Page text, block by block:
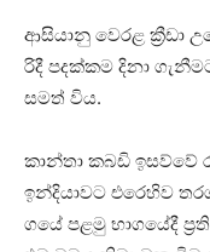
ආසි­යානු වෙරළ ක්‍රීඩා
රිදී පද­ක්කම දිනා
සමත් විය.
කාන්තා කබඩි ඉසව්වේ
ඉන්දි­යා­වට එරෙ­හිව
ගයේ පළමු භාග­යේදී